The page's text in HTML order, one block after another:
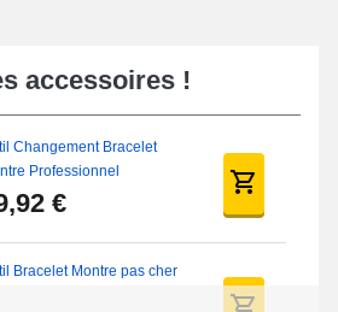
accessoires !
Changement Bracelet
Professionnel
€
Bracelet Montre pas cher